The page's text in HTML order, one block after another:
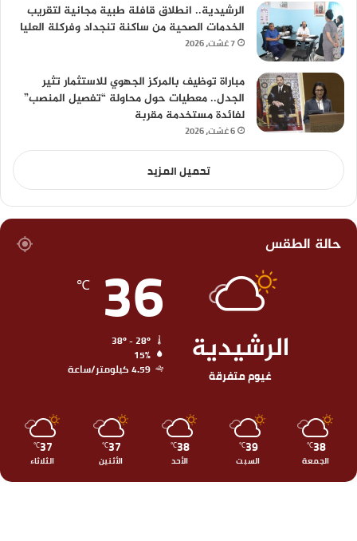
الرشيدية.. انطلاق قافلة طبية مجانية لتقريب
الخدمات الصحية من ساكنة تنجداد وفركلة العليا
7 غشت، 2026
مباراة توظيف بالمركز الجهوي للاستثمار تثير
الجدل.. معطيات حول محاولة “تفصيل المنصب”
لفائدة مستخدمة مقربة
6 غشت، 2026
تحميل المزيد
حالة الطقس
الرشيدية
غيوم متفرقة
36
℃
15%
4.59 كيلومتر/ساعة
38
℃
الجمعة
39
℃
السبت
38
℃
الأحد
37
℃
الأثنين
37
℃
الثلاثاء